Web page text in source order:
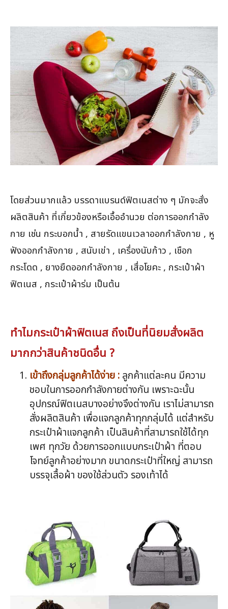
โดยส่วนมากแล้ว บรรดาแบรนด์ฟิตเนสต่าง ๆ มักจะสั่ง
ผลิตสินค้า ที่เกี่ยวข้องหรือเอื้ออำนวย ต่อการออกกำลัง
กาย เช่น กระบอกน้ำ , สายรัดแขนเวลาออกกำลังกาย , หู
ฟังออกกำลังกาย , สนับเข่า , เครื่องนับก้าว , เชือก
กระโดด , ยางยืดออกกำลังกาย , เสื่อโยคะ , กระเป๋าผ้า
ฟิตเนส , กระเป๋าผ้าร่ม เป็นต้น
ทำไมกระเป๋าผ้าฟิตเนส ถึงเป็นที่นิยมสั่งผลิต
มากกว่าสินค้าชนิดอื่น ?
เข้าถึงกลุ่มลูกค้าได้ง่าย : ลูกค้าแต่ละคน มีความ
ชอบในการออกกำลังกายต่างกัน เพราะฉะนั้น
อุปกรณ์ฟิตเนสบางอย่างจึงต่างกัน เราไม่สามารถ
สั่งผลิตสินค้า เพื่อแจกลูกค้าทุกกลุ่มได้ แต่สำหรับ
กระเป๋าผ้าแจกลูกค้า เป็นสินค้าที่สามารถใช้ได้ทุก
เพศ ทุกวัย ด้วยการออกแบบกระเป๋าผ้า ที่ตอบ
โจทย์ลูกค้าอย่างมาก ขนาดกระเป๋าที่ใหญ่ สามารถ
บรรจุเสื้อผ้า ของใช้ส่วนตัว รองเท้าได้